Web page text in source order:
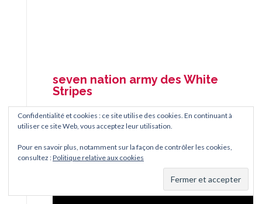
seven nation army des White
Stripes
WHITE-STRIPES-PAROLES
Confidentialité et cookies : ce site utilise des cookies. En continuant à
utiliser ce site Web, vous acceptez leur utilisation.
Pour en savoir plus, notamment sur la façon de contrôler les cookies,
consultez :Politique relative aux cookies